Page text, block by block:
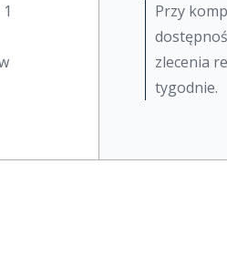
Przy
zlecenia
tygodnie.